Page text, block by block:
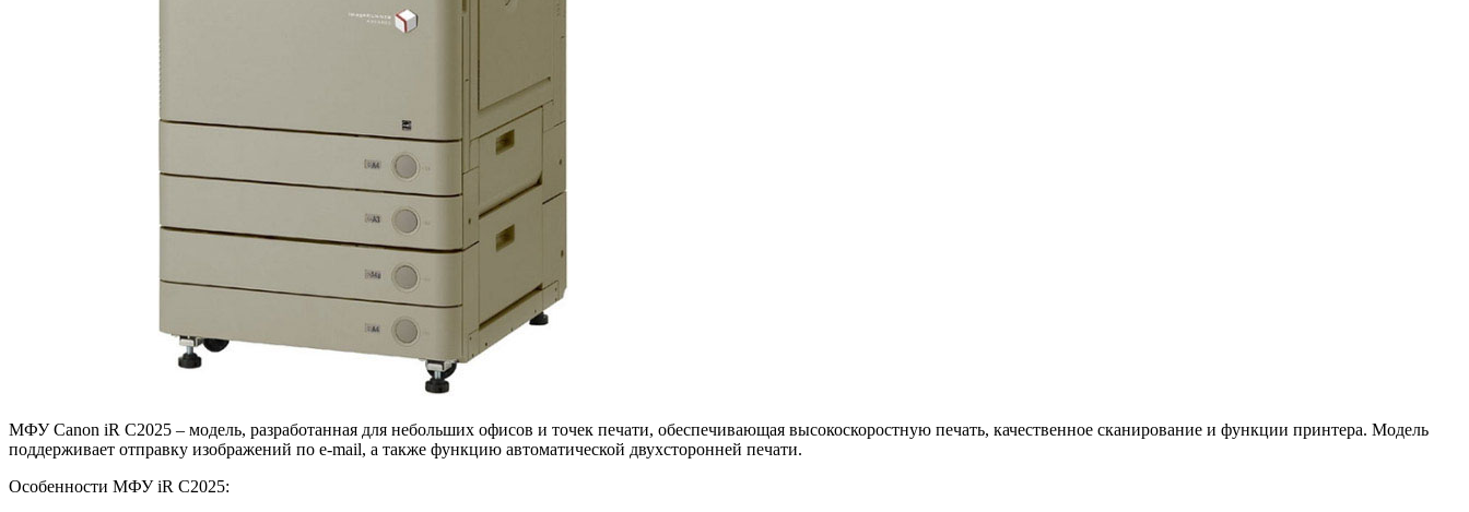
МФУ Canon iR C2025 – модель, разработанная для небольших офисов и точек печати, обеспечивающая высокоскоростную печать, качественное сканирование и функции принтера. Модель
поддерживает отправку изображений по e-mail, а также функцию автоматической двухсторонней печати.
Особенности МФУ iR C2025: